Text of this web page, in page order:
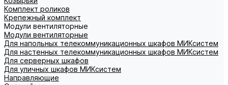
Комплект роликов
Крепежный комплект
Модули вентиляторные
Модули вентиляторные
Для напольных телекоммуникационных шкафов МИКсистем
Для настенных телекоммуникационных шкафов МИКсистем
Для серверных шкафов
Для уличных шкафов МИКсистем
Направляющие